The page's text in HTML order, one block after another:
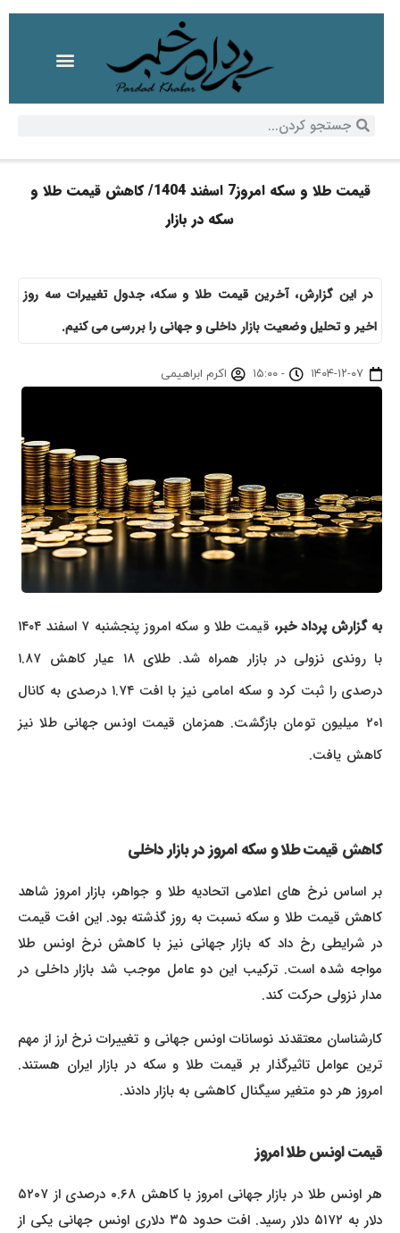
قیمت طلا و سکه امروز7 اسفند 1404/ کاهش قیمت طلا و
سکه در بازار
در این گزارش، آخرین قیمت طلا و سکه، جدول تغییرات سه روز
اخیر و تحلیل وضعیت بازار داخلی و جهانی را بررسی می کنیم.
۱۴۰۴-۱۲-۰۷ - ۱۵:۰۰ اکرم ابراهیمی
به گزارش پرداد خبر،
قیمت طلا و سکه امروز پنجشنبه ۷ اسفند ۱۴۰۴
با روندی نزولی در بازار همراه شد. طلای ۱۸ عیار کاهش ۱.۸۷
درصدی را ثبت کرد و سکه امامی نیز با افت ۱.۷۴ درصدی به کانال
۲۰۱ میلیون تومان بازگشت. همزمان قیمت اونس جهانی طلا نیز
کاهش یافت.
کاهش قیمت طلا و سکه امروز در بازار داخلی
بر اساس نرخ های اعلامی اتحادیه طلا و جواهر، بازار امروز شاهد
کاهش قیمت طلا و سکه نسبت به روز گذشته بود. این افت قیمت
در شرایطی رخ داد که بازار جهانی نیز با کاهش نرخ اونس طلا
مواجه شده است. ترکیب این دو عامل موجب شد بازار داخلی در
مدار نزولی حرکت کند.
کارشناسان معتقدند نوسانات اونس جهانی و تغییرات نرخ ارز از مهم
ترین عوامل تاثیرگذار بر قیمت طلا و سکه در بازار ایران هستند.
امروز هر دو متغیر سیگنال کاهشی به بازار دادند.
قیمت اونس طلا امروز
هر اونس طلا در بازار جهانی امروز با کاهش ۰.۶۸ درصدی از ۵۲۰۷
دلار به ۵۱۷۲ دلار رسید. افت حدود ۳۵ دلاری اونس جهانی یکی از